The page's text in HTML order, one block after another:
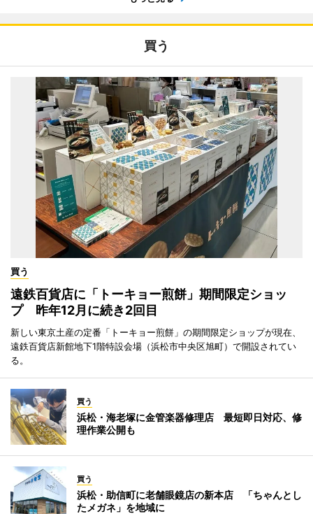
買う
買う
遠鉄百貨店に「トーキョー煎餅」期間限定ショッ
プ 昨年12月に続き2回目
新しい東京土産の定番「トーキョー煎餅」の期間限定ショップが現在、
遠鉄百貨店新館地下1階特設会場（浜松市中央区旭町）で開設されてい
る。
買う
浜松・海老塚に金管楽器修理店 最短即日対応、修
理作業公開も
買う
浜松・助信町に老舗眼鏡店の新本店 「ちゃんとし
たメガネ」を地域に